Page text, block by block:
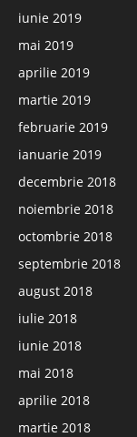
iunie 2019
mai 2019
aprilie 2019
martie 2019
februarie 2019
ianuarie 2019
decembrie 2018
noiembrie 2018
octombrie 2018
septembrie 2018
august 2018
iulie 2018
iunie 2018
mai 2018
aprilie 2018
martie 2018